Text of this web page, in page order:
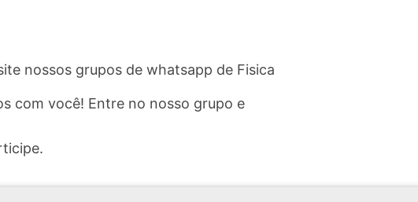
nossos grupos de whatsapp de Fisica
com você! Entre no nosso grupo e